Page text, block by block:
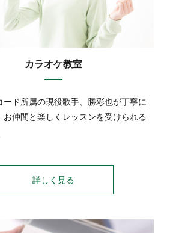
カラオケ教室
ード所属の現役歌手、勝彩也が丁寧に
お仲間と楽しくレッスンを受けられる
詳しく見る